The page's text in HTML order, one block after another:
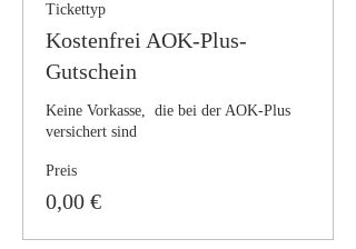
Tickettyp
Kostenfrei AOK-Plus-
Gutschein
Keine Vorkasse,  die bei der AOK-Plus
versichert sind
Preis
0,00 €